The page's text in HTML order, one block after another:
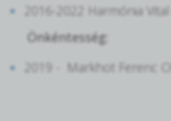
2016-2022 Harmónia
Önkéntesség:
2019 - Markhot Ferenc